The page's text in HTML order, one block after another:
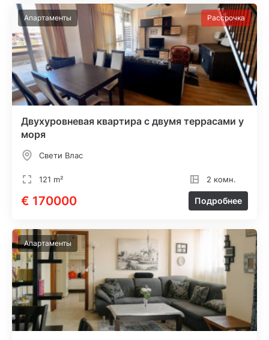
Апартаменты Рассрочка
Двухуровневая квартира с двумя террасами у
моря
Свети Влас
121 m² 2 комн.
€ 170000 Подробнее
Апартаменты